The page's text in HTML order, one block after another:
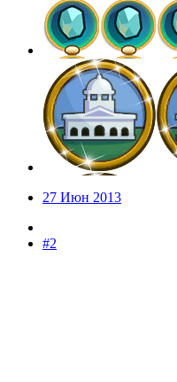
27 Июн 2013
#2